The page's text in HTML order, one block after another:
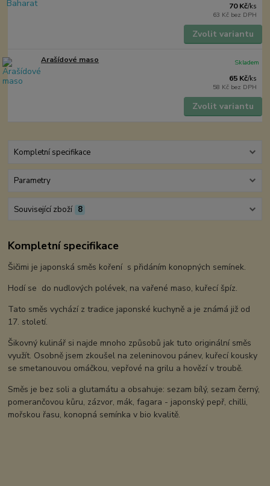
70 Kč/ks
63 Kč bez DPH
Zvolit variantu
Arašídové maso
65 Kč/ks
58 Kč bez DPH
Skladem
Zvolit variantu
Kompletní specifikace
Parametry
Související zboží 8
Kompletní specifikace
Šičimi je japonská směs koření s přidáním konopných semínek.
Hodí se do nudlových polévek, na vařené maso, kuřecí špíz.
Tato směs vychází z tradice japonské kuchyně a je známá již od
17. století.
Šikovný kulinář si najde mnoho způsobů jak tuto originální směs
využít. Osobně jsem zkoušel na zeleninovou pánev, kuřecí kousky
se smetanouvou omáčkou, vepřové na grilu a hovězí v troubě.
Směs je bez soli a glutamátu a obsahuje: sezam bílý, sezam černý,
pomerančovou kůru, zázvor, mák, fagara - japonský pepř, chilli,
mořskou řasu, konopná semínka v bio kvalitě.